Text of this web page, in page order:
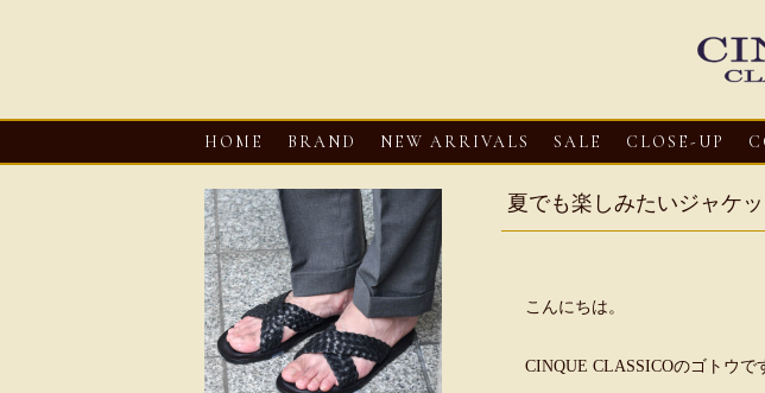
HOME BRAND NEW ARRIVALS SALE CLOSE-UP
夏でも楽しみたいジャケ
こんにちは。
CINQUE CLASSICOのゴトウで